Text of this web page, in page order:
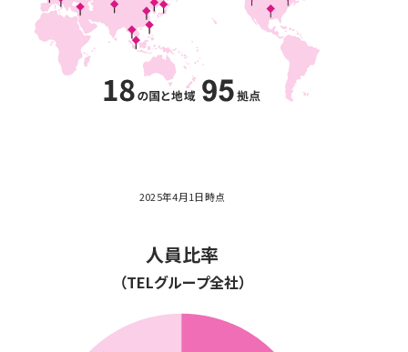
2025年4月1日時点
人員比率
（TELグループ全社）